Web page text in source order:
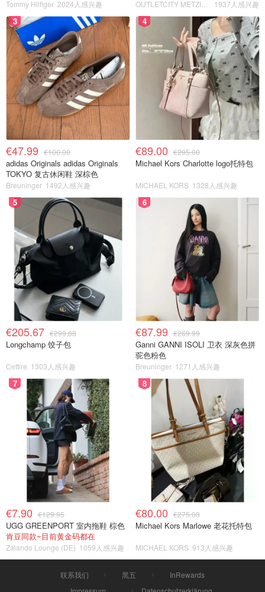
Tommy Hilfiger 2024人感兴趣 1937人感兴趣
3
€47.99 €100.00
adidas Originals adidas Originals
TOKYO 复古休闲鞋 深棕色
Breuninger 1492人感兴趣
4
€89.00 €295.00
Michael Kors Charlotte logo托特包
MICHAEL KORS 1328人感兴趣
5
€205.67 €299.88
Longchamp 饺子包
Cettire 1303人感兴趣
6
€87.99 €269.99
Ganni GANNI ISOLI 卫衣 深灰色拼
驼色粉色
Breuninger 1271人感兴趣
7
€7.90 €129.95
UGG GREENPORT 室内拖鞋 棕色
肯豆同款~目前黄金码都在
Zalando Lounge (DE) 1059人感兴趣
8
€80.00 €275.00
Michael Kors Marlowe 老花托特包
MICHAEL KORS 913人感兴趣
联系我们 黑五
InRewards